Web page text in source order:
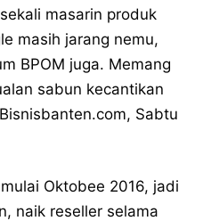
masarin produk
masih jarang nemu,
BPOM juga. Memang
sabun kecantikan
Sabtu
Oktobee 2016, jadi
naik reseller selama